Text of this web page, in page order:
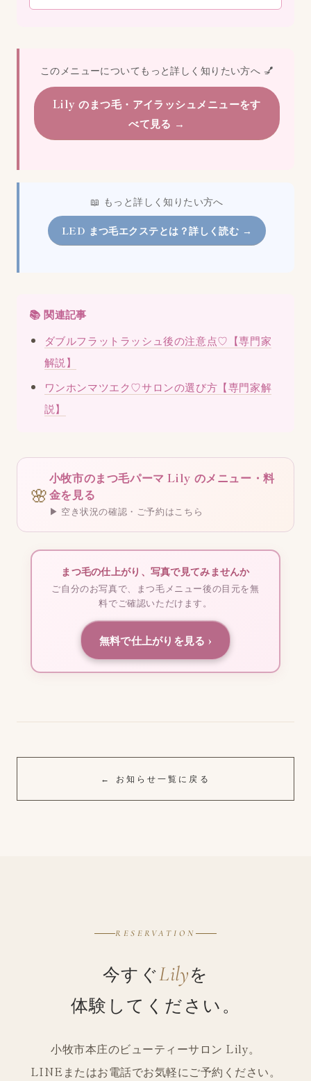
このメニューについてもっと詳しく知りたい方へ 💅
Lily のまつ毛・アイラッシュメニューをす
べて見る →
📖 もっと詳しく知りたい方へ
LED まつ毛エクステとは？詳しく読む →
📚 関連記事
ダブルフラットラッシュ後の注意点♡【専門家
解説】
ワンホンマツエク♡サロンの選び方【専門家解
説】
🌸
小牧市のまつ毛パーマ Lily のメニュー・料
金を見る
▶ 空き状況の確認・ご予約はこちら
まつ毛の仕上がり、写真で見てみませんか
ご自分のお写真で、まつ毛メニュー後の目元を無
料でご確認いただけます。
無料で仕上がりを見る ›
← お知らせ一覧に戻る
RESERVATION
今すぐLilyを
体験してください。
小牧市本庄のビューティーサロン Lily。
LINEまたはお電話でお気軽にご予約ください。